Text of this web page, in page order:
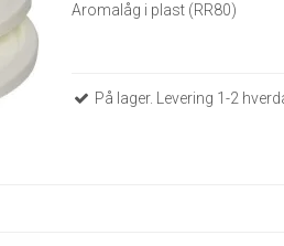
Aromalåg i plast (RR80)
På lager. Levering 1-2